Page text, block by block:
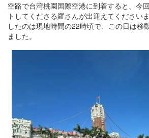
空路で台湾桃園国際空港に到着すると、今
トしてくださる羅さんが出迎えてください
したのは現地時間の22時頃で、この日は移
ました。